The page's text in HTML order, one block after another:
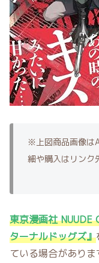
※上図商品画像は
細や購入はリンク
東京漫画社 NUUDE
ターナルドッグズ』
ている場合があり